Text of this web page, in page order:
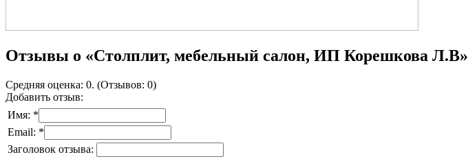
Отзывы о «Столплит, мебельный салон, ИП Корешкова Л.В»
Средняя оценка: 0. (Отзывов: 0)
Добавить отзыв:
Имя: *
Email: *
Заголовок отзыва: